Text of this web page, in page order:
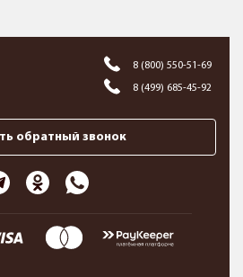
8 (800) 550-51-69
8 (499) 685-45-92
обратный звонок